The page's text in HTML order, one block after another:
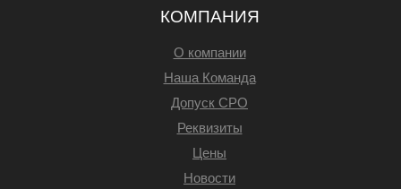
КОМПАНИЯ
О компании
Наша Команда
Допуск СРО
Реквизиты
Цены
Новости